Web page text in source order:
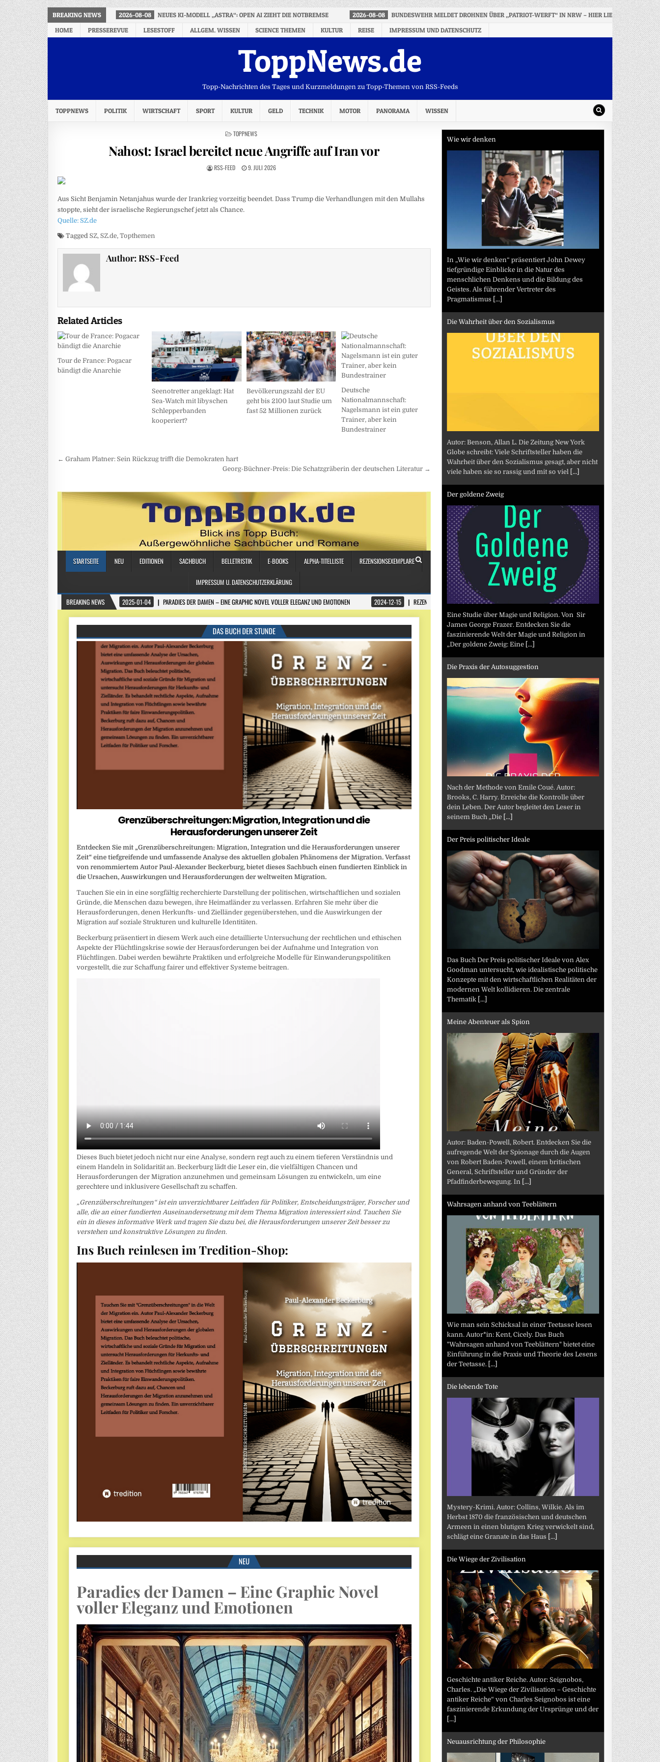
BREAKING NEWS 2026-08-08 NEUES KI-MODELL „ASTRA“: OPEN AI ZIEHT DIE NOTBREMSE 2026-08-08
BUNDESWEHR MELDET DROHNEN ÜBER „PATRIOT-WERFT“ IN NRW – HIER LIEGT MATERIAL
HOME
PRESSEREVUE LESESTOFF ALLGEM. WISSEN SCIENCE THEMEN KULTUR REISE IMPRESSUM UND DATENSCHUTZ
ToppNews.de
Topp-Nachrichten des Tages und Kurzmeldungen zu Topp-Themen von RSS-Feeds
TOPPNEWS POLITIK WIRTSCHAFT SPORT KULTUR GELD TECHNIK MOTOR PANORAMA WISSEN
POSTED
TOPPNEWS
Nahost: Israel bereitet neue Angriffe auf Iran vor
RSS-FEED 9. JULI 2026
Aus Sicht Benjamin Netanjahus wurde der Irankrieg vorzeitig beendet. Dass Trump die Verhandlungen mit den Mullahs
stoppte, sieht der israelische Regierungschef jetzt als Chance.
Quelle: SZ.de
Tagged SZ, SZ.de, Topthemen
Author:RSS-Feed
Related Articles
Tour de France: Pogacar
bändigt die Anarchie
Seenotretter angeklagt: Hat
Sea-Watch mit libyschen
Schlepperbanden
kooperiert?
Bevölkerungszahl der EU
geht bis 2100 laut Studie um
fast 52 Millionen zurück
Deutsche
Nationalmannschaft:
Nagelsmann ist ein guter
Trainer, aber kein
Bundestrainer
Beitragsnavigation
← Graham Platner: Sein Rückzug trifft die Demokraten hart
Georg-Büchner-Preis: Die Schatzgräberin der deutschen Literatur →
Wie wir denken
In „Wie wir denken“ präsentiert John Dewey
tiefgründige Einblicke in die Natur des
menschlichen Denkens und die Bildung des
Geistes. Als führender Vertreter des
Pragmatismus [...]
Die Wahrheit über den Sozialismus
Autor: Benson, Allan L. Die Zeitung New York
Globe schreibt: Viele Schriftsteller haben die
Wahrheit über den Sozialismus gesagt, aber nicht
viele haben sie so rassig und mit so viel [...]
Der goldene Zweig
Eine Studie über Magie und Religion. Von Sir
James George Frazer. Entdecken Sie die
faszinierende Welt der Magie und Religion in
„Der goldene Zweig: Eine [...]
Die Praxis der Autosuggestion
Nach der Methode von Emile Coué. Autor:
Brooks, C. Harry. Erreiche die Kontrolle über
dein Leben. Der Autor begleitet den Leser in
seinem Buch „Die [...]
Der Preis politischer Ideale
Das Buch Der Preis politischer Ideale von Alex
Goodman untersucht, wie idealistische politische
Konzepte mit den wirtschaftlichen Realitäten der
modernen Welt kollidieren. Die zentrale
Thematik [...]
Meine Abenteuer als Spion
Autor: Baden-Powell, Robert. Entdecken Sie die
aufregende Welt der Spionage durch die Augen
von Robert Baden-Powell, einem britischen
General, Schriftsteller und Gründer der
Pfadfinderbewegung. In [...]
Wahrsagen anhand von Teeblättern
Wie man sein Schicksal in einer Teetasse lesen
kann. Autor*in: Kent, Cicely. Das Buch
"Wahrsagen anhand von Teeblättern" bietet eine
Einführung in die Praxis und Theorie des Lesens
der Teetasse. [...]
Die lebende Tote
Mystery-Krimi. Autor: Collins, Wilkie. Als im
Herbst 1870 die französischen und deutschen
Armeen in einen blutigen Krieg verwickelt sind,
schlägt eine Granate in das Haus [...]
Die Wiege der Zivilisation
Geschichte antiker Reiche. Autor: Seignobos,
Charles. „Die Wiege der Zivilisation – Geschichte
antiker Reiche“ von Charles Seignobos ist eine
faszinierende Erkundung der Ursprünge und der
[...]
Neuausrichtung der Philosophie